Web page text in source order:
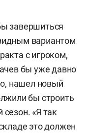
завершиться
вариантом
с игроком,
бы уже давно
нашел новый
бы строить
«Я так
это должен